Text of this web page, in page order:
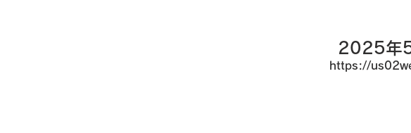
2025年
https://